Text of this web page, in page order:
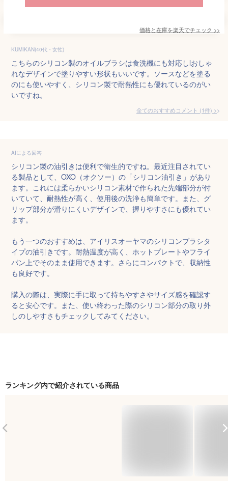
価格と在庫を楽天でチェック >>
KUMIKAN(40代・女性)
こちらのシリコン製のオイルブラシは食洗機にも対応しlおしゃ
れなデザインで塗りやすい形状もいいです。ソースなどを塗る
のにも使いやすく、シリコン製で耐熱性にも優れているのがい
いですね。
全てのおすすめコメント (1件) >
AIによる回答
シリコン製の油引きは便利で衛生的ですね。最近注目されてい
る製品として、OXO（オクソー）の「シリコン油引き」があり
ます。これには柔らかいシリコン素材で作られた先端部分が付
いていて、耐熱性が高く、使用後の洗浄も簡単です。また、グ
リップ部分が滑りにくいデザインで、握りやすさにも優れてい
ます。
もう一つのおすすめは、アイリスオーヤマのシリコンブラシタ
イプの油引きです。耐熱温度が高く、ホットプレートやフライ
パン上でそのまま使用できます。さらにコンパクトで、収納性
も良好です。
購入の際は、実際に手に取って持ちやすさやサイズ感を確認す
ると安心です。また、使い終わった際のシリコン部分の取り外
しのしやすさもチェックしてみてください。
ランキング内で紹介されている商品